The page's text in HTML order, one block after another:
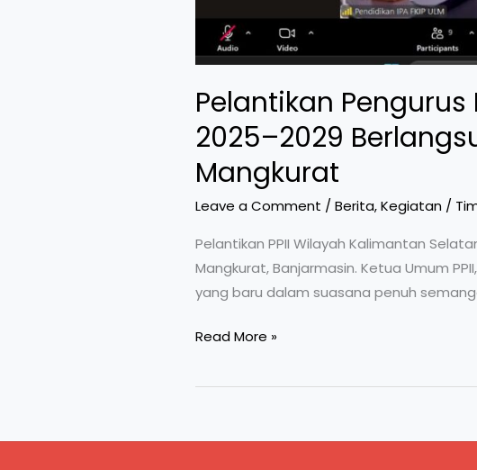
Pelantikan
2025–2029
Mangkurat
Leave a Comment / Berita,Kegiatan /
Pelantikan PPII Wilayah Kalimantan
Mangkurat, Banjarmasin. Ketua Umum
yang baru dalam suasana penuh
Pelantikan
PPII
Read More »